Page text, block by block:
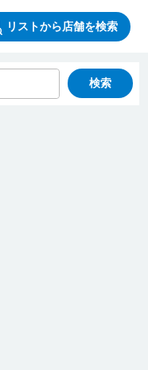
リストから店舗を検索
検索